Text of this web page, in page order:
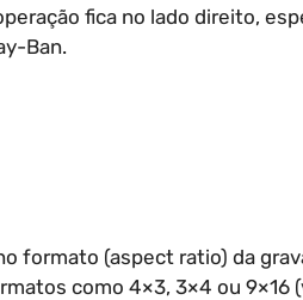
fica no lado direito,
Ban.
formato (aspect ratio) da
como 4×3, 3×4 ou 9×16